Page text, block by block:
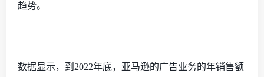
趋势。
数据显示，到 2022年底，亚马逊的广告业务的年销售额